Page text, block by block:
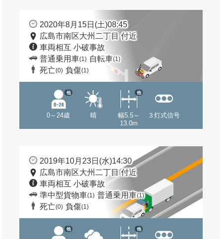
2020年8月15日(土)08:45
広島市南区大州二丁目 付近
車両相互 小破事故
普通乗用車(1) 自転車(1)
死亡(0) 負傷(1)
0～24歳
他
晴
幅5.5～
13.0m
他
３灯式信号
2019年10月23日(水)14:30
広島市南区大州二丁目 付近
車両相互 小破事故
準中型貨物車(1) 普通乗用車(1)
死亡(0) 負傷(1)
他 他